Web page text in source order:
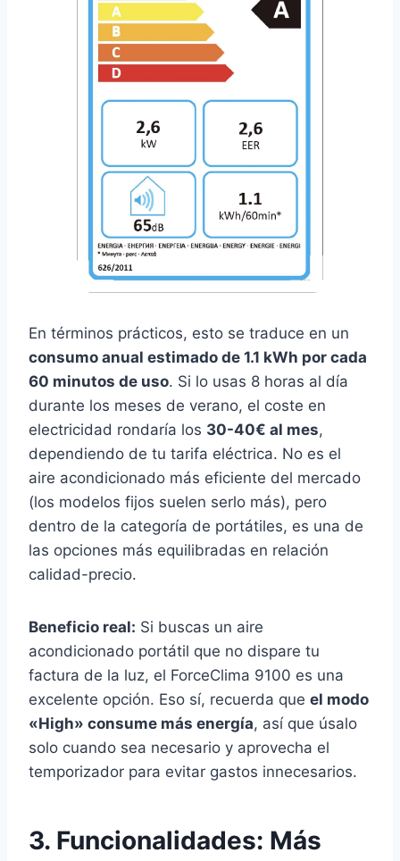
En términos prácticos, esto se traduce en un
consumo anual estimado de 1.1 kWh por cada
60 minutos de uso. Si lo usas 8 horas al día
durante los meses de verano, el coste en
electricidad rondaría los 30-40€ al mes,
dependiendo de tu tarifa eléctrica. No es el
aire acondicionado más eficiente del mercado
(los modelos fijos suelen serlo más), pero
dentro de la categoría de portátiles, es una de
las opciones más equilibradas en relación
calidad-precio.
Beneficio real: Si buscas un aire
acondicionado portátil que no dispare tu
factura de la luz, el ForceClima 9100 es una
excelente opción. Eso sí, recuerda que el modo
«High» consume más energía, así que úsalo
solo cuando sea necesario y aprovecha el
temporizador para evitar gastos innecesarios.
3. Funcionalidades: Más